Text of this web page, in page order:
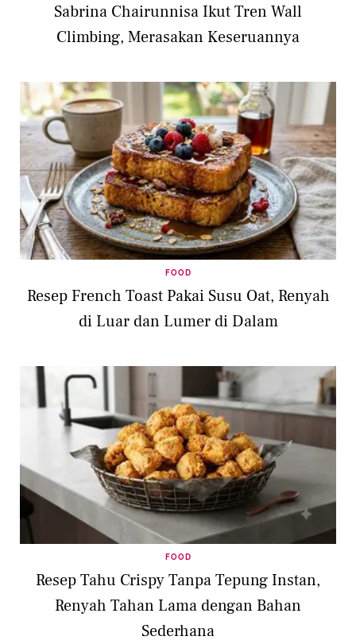
Sabrina Chairunnisa Ikut Tren Wall
Climbing, Merasakan Keseruannya
FOOD
Resep French Toast Pakai Susu Oat, Renyah
di Luar dan Lumer di Dalam
FOOD
Resep Tahu Crispy Tanpa Tepung Instan,
Renyah Tahan Lama dengan Bahan
Sederhana